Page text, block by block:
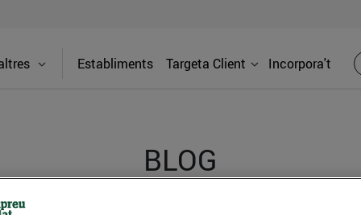
Establiments Targeta Client Incorpora't
BLOG